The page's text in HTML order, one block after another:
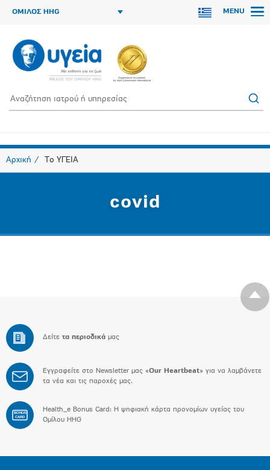
ΟΜΙΛΟΣ HHG MENU
Αρχική Το ΥΓΕΙΑ
covid
Δείτε τα περιοδικά μας
Εγγραφείτε στο Newsletter μας «Our Heartbeat» για να λαμβάνετε
τα νέα και τις παροχές μας.
BONUS
CARD
Health_e Bonus Card: H ψηφιακή κάρτα προνομίων υγείας του
Ομίλου HHG